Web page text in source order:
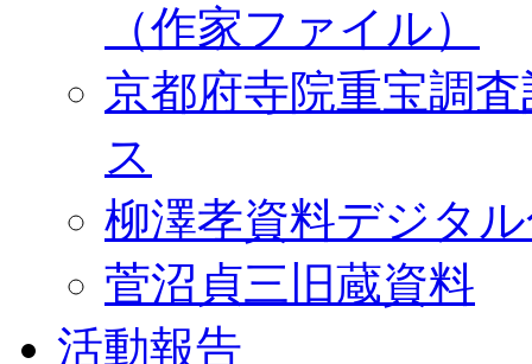
（作家ファイル）
京都府寺院重宝調
ス
柳澤孝資料デジタ
菅沼貞三旧蔵資料
活動報告